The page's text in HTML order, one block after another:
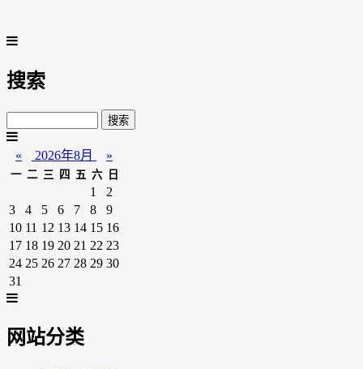
搜索
« 2026年8月 »
一 二 三 四 五 六 日
1
2
3
4 5 6 7 8
9
10 11 12 13 14 15 16
17 18 19 20 21 22 23
24 25 26 27 28 29 30
31
网站分类